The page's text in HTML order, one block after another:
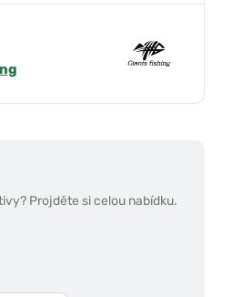
Projděte si celou nabídku.